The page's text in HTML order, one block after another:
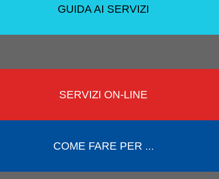
GUIDA AI SERVIZI
SERVIZI ON-LINE
COME FARE PER ...